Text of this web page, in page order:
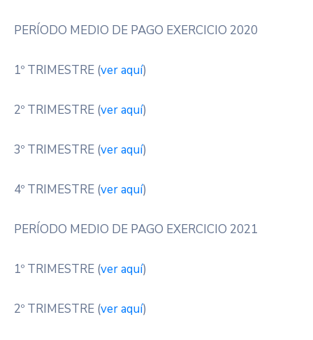
PERÍODO MEDIO DE PAGO EXERCICIO 2020
1º TRIMESTRE (ver aquí)
2º TRIMESTRE (ver aquí)
3º TRIMESTRE (ver aquí)
4º TRIMESTRE (ver aquí)
PERÍODO MEDIO DE PAGO EXERCICIO 2021
1º TRIMESTRE (ver aquí)
2º TRIMESTRE (ver aquí)